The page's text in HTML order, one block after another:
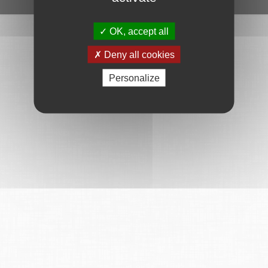
OK, accept all
Deny all cookies
Personalize